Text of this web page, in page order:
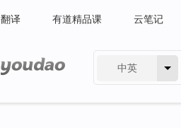
翻译 有道精品课 云笔记
中英